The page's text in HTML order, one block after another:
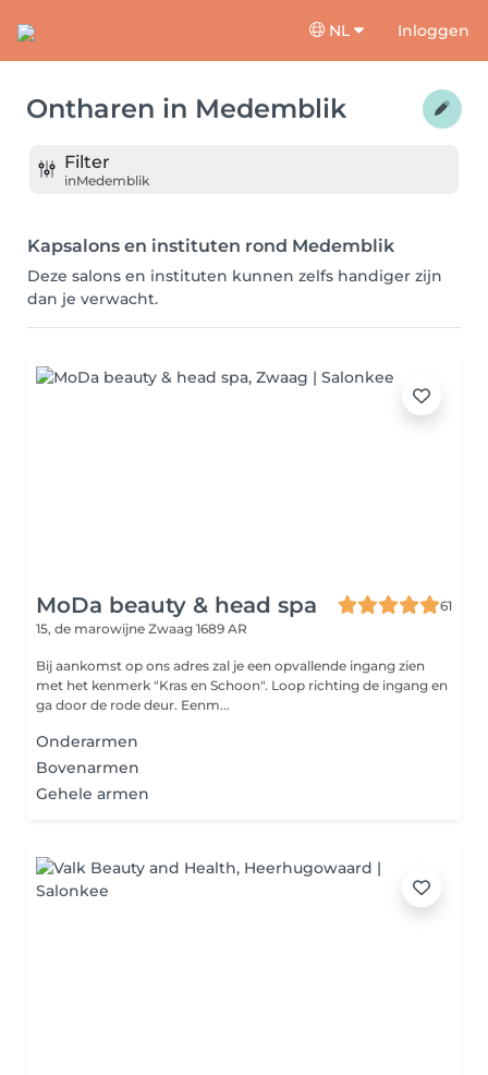
NL Inloggen
Ontharen in Medemblik
Filter
inMedemblik
Kapsalons en instituten rond Medemblik
Deze salons en instituten kunnen zelfs handiger zijn
dan je verwacht.
MoDa beauty & head spa
61
15, de marowijne Zwaag 1689 AR
Bij aankomst op ons adres zal je een opvallende ingang zien
met het kenmerk "Kras en Schoon". Loop richting de ingang en
ga door de rode deur. Eenm...
Onderarmen
Bovenarmen
Gehele armen